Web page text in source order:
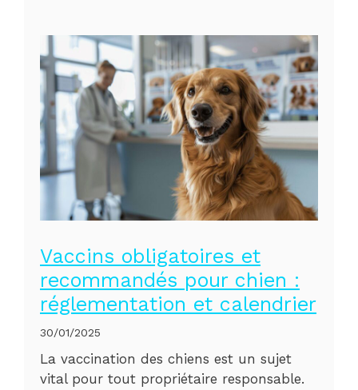
Vaccins obligatoires et
recommandés pour chien :
réglementation et calendrier
30/01/2025
La vaccination des chiens est un sujet
vital pour tout propriétaire responsable.